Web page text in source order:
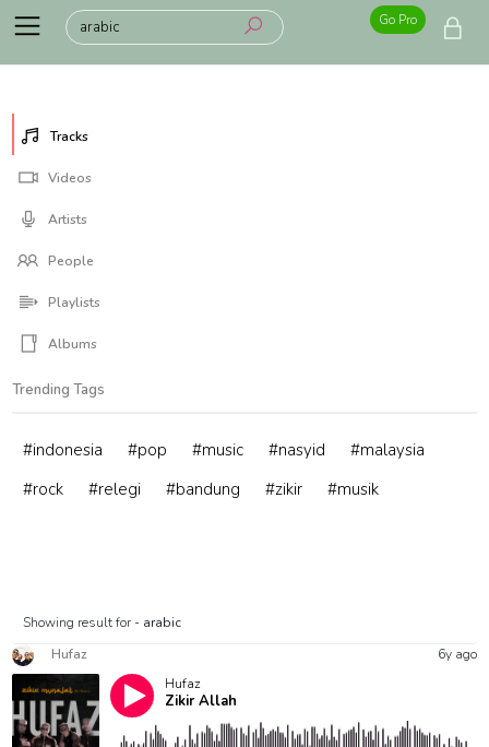
Go Pro
Tracks
Videos
Artists
People
Playlists
Albums
Trending Tags
#indonesia #pop #music #nasyid
#malaysia
#rock
#relegi #bandung #zikir #musik
Showing result for - arabic
Hufaz
6y ago
Hufaz
Zikir Allah